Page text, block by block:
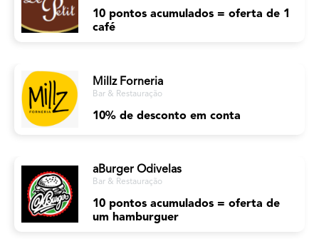
10 pontos acumulados = oferta de 1
café
Millz Forneria
Bar & Restauração
10% de desconto em conta
aBurger Odivelas
Bar & Restauração
10 pontos acumulados = oferta de
um hamburguer